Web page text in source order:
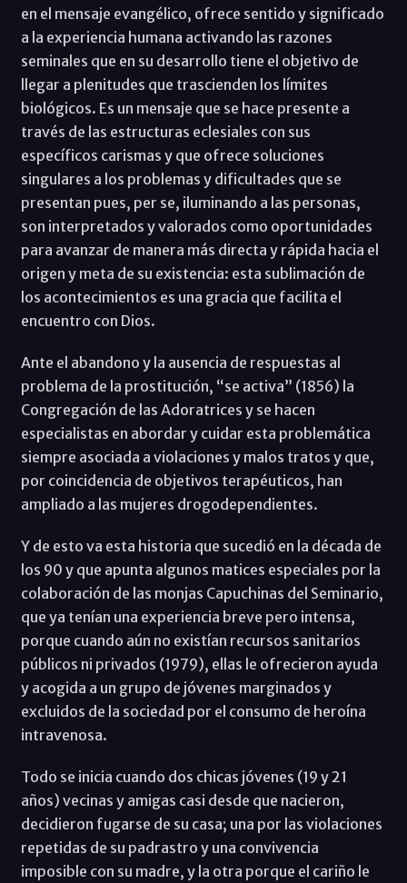
en el mensaje evangélico, ofrece sentido y significado
a la experiencia humana activando las razones
seminales que en su desarrollo tiene el objetivo de
llegar a plenitudes que trascienden los límites
biológicos. Es un mensaje que se hace presente a
través de las estructuras eclesiales con sus
específicos carismas y que ofrece soluciones
singulares a los problemas y dificultades que se
presentan pues, per se, iluminando a las personas,
son interpretados y valorados como oportunidades
para avanzar de manera más directa y rápida hacia el
origen y meta de su existencia: esta sublimación de
los acontecimientos es una gracia que facilita el
encuentro con Dios.
Ante el abandono y la ausencia de respuestas al
problema de la prostitución, “se activa” (1856) la
Congregación de las Adoratrices y se hacen
especialistas en abordar y cuidar esta problemática
siempre asociada a violaciones y malos tratos y que,
por coincidencia de objetivos terapéuticos, han
ampliado a las mujeres drogodependientes.
Y de esto va esta historia que sucedió en la década de
los 90 y que apunta algunos matices especiales por la
colaboración de las monjas Capuchinas del Seminario,
que ya tenían una experiencia breve pero intensa,
porque cuando aún no existían recursos sanitarios
públicos ni privados (1979), ellas le ofrecieron ayuda
y acogida a un grupo de jóvenes marginados y
excluidos de la sociedad por el consumo de heroína
intravenosa.
Todo se inicia cuando dos chicas jóvenes (19 y 21
años) vecinas y amigas casi desde que nacieron,
decidieron fugarse de su casa; una por las violaciones
repetidas de su padrastro y una convivencia
imposible con su madre, y la otra porque el cariño le